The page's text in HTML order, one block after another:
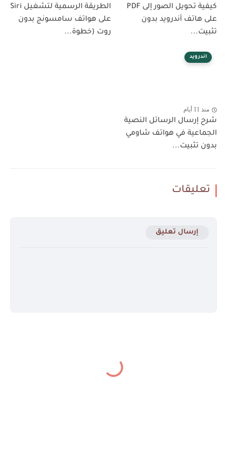
كيفية تحويل الصور إلى PDF
على هاتف أندرويد بدون
تثبيت...
الطريقة الرسمية لتشغيل Siri
على هواتف سامسونج بدون
روت (خطوة...
اندرويد
منذ 11 أيام
شرح إرسال الرسائل النصية
الجماعية في هواتف شاومي
بدون تثبيت...
تعليقات
إرسال تعليق